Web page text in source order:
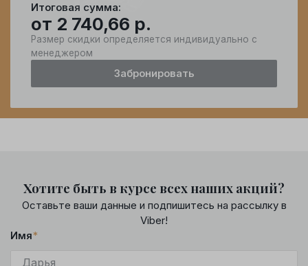
Итоговая сумма:
от 2 740,66 р.
Размер скидки определяется индивидуально с
менеджером
Забронировать
Хотите быть в курсе всех наших акций?
Оставьте ваши данные и подпишитесь на рассылку в
Viber!
Имя*